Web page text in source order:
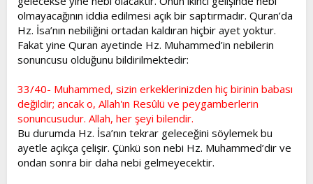
olmayacağının iddia edilmesi açık bir saptırmadır. Quran’da
Hz. İsa’nın nebiliğini ortadan kaldıran hiçbir ayet yoktur.
Fakat yine Quran ayetinde Hz. Muhammed’in nebilerin
sonuncusu olduğunu bildirilmektedir:
33/40- Muhammed, sizin erkeklerinizden hiç birinin babası
değildir; ancak o, Allah'ın Resûlü ve peygamberlerin
sonuncusudur. Allah, her şeyi bilendir.
Bu durumda Hz. İsa’nın tekrar geleceğini söylemek bu
ayetle açıkça çelişir. Çünkü son nebi Hz. Muhammed’dir ve
ondan sonra bir daha nebi gelmeyecektir.